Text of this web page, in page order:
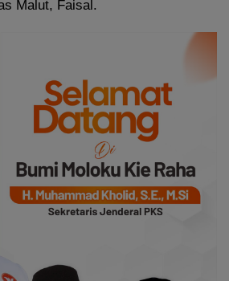
Malut, Faisal.